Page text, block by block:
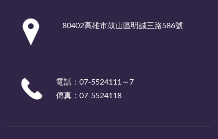
80402高雄市鼓山區明誠三路586號
電話：07-5524111～7
傳真：07-5524118